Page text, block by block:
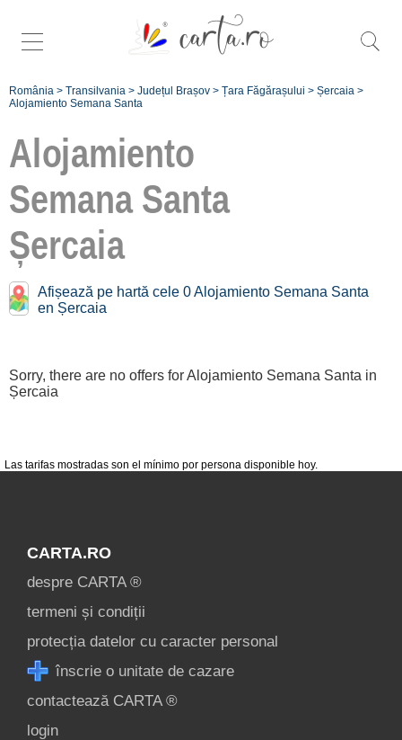
România > Transilvania > Județul Brașov > Țara Făgărașului > Șercaia >
Alojamiento Semana Santa
Alojamiento
Semana Santa
Șercaia
Afișează pe hartă cele 0 Alojamiento Semana Santa
en Șercaia
Las tarifas mostradas son el mínimo por persona disponible hoy.
Sorry, there are no offers for Alojamiento Semana Santa in
Șercaia
o unitate de
cazare
despre C A
termeni și
login
CARTA.RO
despre CARTA ®
termeni și condiții
protecția datelor cu caracter personal
înscrie o unitate de cazare
contactează CARTA ®
login